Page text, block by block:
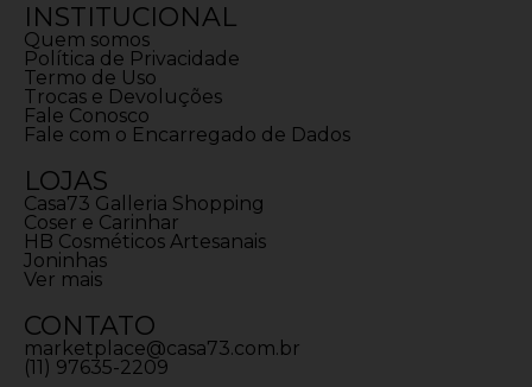
INSTITUCIONAL
Quem somos
Política de Privacidade
Termo de Uso
Trocas e Devoluções
Fale Conosco
Fale com o Encarregado de Dados
LOJAS
Casa73 Galleria Shopping
Coser e Carinhar
HB Cosméticos Artesanais
Joninhas
Ver mais
CONTATO
marketplace@casa73.com.br
(11) 97635-2209